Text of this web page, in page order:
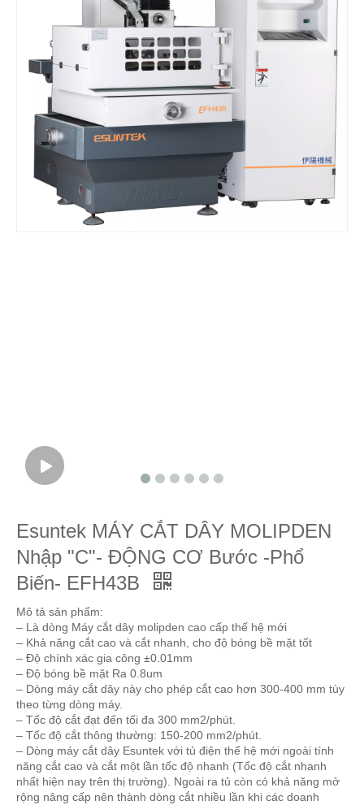
Esuntek MÁY CẮT DÂY MOLIPDEN
Nhập "C"- ĐỘNG CƠ Bước -Phổ
Biến- EFH43B
Mô tả sản phẩm:
– Là dòng Máy cắt dây molipden cao cấp thế hệ mới
– Khả năng cắt cao và cắt nhanh, cho độ bóng bề mặt tốt
– Độ chính xác gia công ±0.01mm
– Độ bóng bề mặt Ra 0.8um
– Dòng máy cắt dây này cho phép cắt cao hơn 300-400 mm tùy
theo từng dòng máy.
– Tốc độ cắt đạt đến tối đa 300 mm2/phút.
– Tốc độ cắt thông thường: 150-200 mm2/phút.
– Dòng máy cắt dây Esuntek với tủ điện thế hệ mới ngoài tính
năng cắt cao và cắt một lần tốc độ nhanh (Tốc độ cắt nhanh
nhất hiện nay trên thị trường). Ngoài ra tủ còn có khả năng mở
rộng nâng cấp nên thành dòng cắt nhiều lần khi các doanh